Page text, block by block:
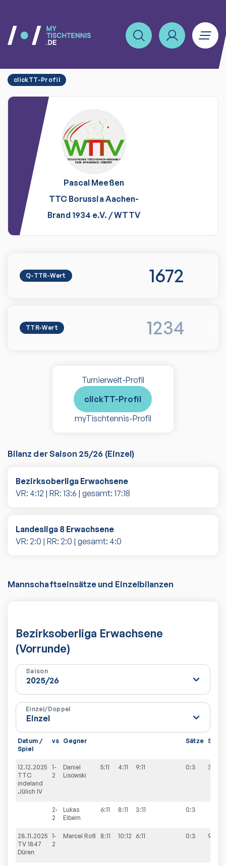
clickTT-Profil
Pascal Meeßen
TTC Borussia Aachen-
Brand 1934 e.V. /WTTV
Q-TTR-Wert 1672
TTR-Wert 1234
Turnierwelt-Profil
clickTT-Profil
myTischtennis-Profil
Bilanz der Saison 25/26 (Einzel)
Bezirksoberliga Erwachsene
VR: 4:12 | RR: 13:6 | gesamt: 17:18
Landesliga 8 Erwachsene
VR: 2:0 | RR: 2:0 | gesamt: 4:0
Mannschaftseinsätze und Einzelbilanzen
Bezirksoberliga Erwachsene
(Vorrunde)
Saison
Einzel/Doppel
Datum /
Spiel
vs Gegner Sätze
12.12.2025
TTC
indeland
Jülich IV
1-
2
Daniel
Lisowski
5:11 4:11 9:11 0:3 3:9
2-
2
Lukas
Elbern
6:11 8:11 3:11 0:3
28.11.2025
TV 1847
Düren
1-
2
Marcel Roß 8:11 10:12 6:11 0:3 9:4